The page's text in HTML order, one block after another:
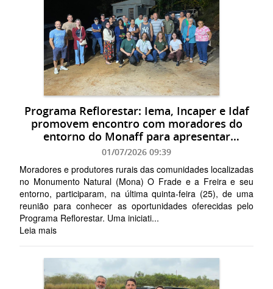
Programa Reflorestar: Iema, Incaper e Idaf
promovem encontro com moradores do
entorno do Monaff para apresentar
oportunidades
01/07/2026 09:39
Moradores e produtores rurais das comunidades localizadas
no Monumento Natural (Mona) O Frade e a Freira e seu
entorno, participaram, na última quinta-feira (25), de uma
reunião para conhecer as oportunidades oferecidas pelo
Programa Reflorestar. Uma iniciati...
Leia mais